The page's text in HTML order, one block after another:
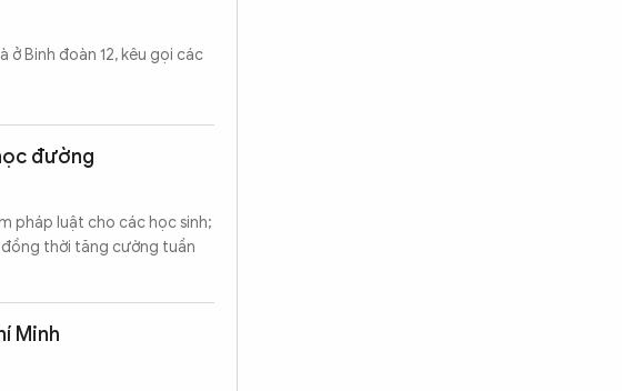
ở Binh đoàn 12, kêu gọi các
đường
pháp luật cho các học sinh;
đồng thời tăng cường tuần
Minh